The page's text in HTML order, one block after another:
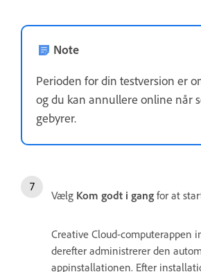
Note
Perioden for din testversion er
og du kan annullere online når
gebyrer.
Vælg Kom godt i gang for at
Creative Cloud-computerappen
derefter administrerer den
appinstallationen. Efter